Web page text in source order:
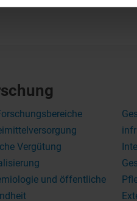
Vergütung
und öffentliche